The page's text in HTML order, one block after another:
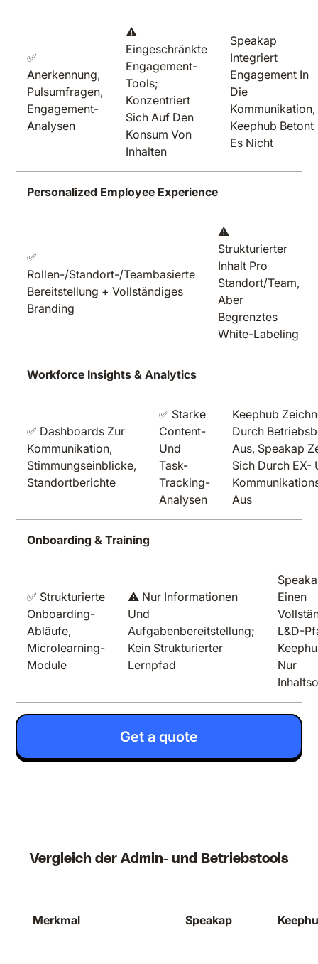
✅
Anerkennung,
Pulsumfragen,
Engagement-
Analysen
⚠️
Eingeschränkte
Engagement-
Tools;
Konzentriert
Sich Auf Den
Konsum Von
Inhalten
Speakap
Integriert
Engagement In
Die
Kommunikation,
Keephub Betont
Es Nicht
Personalized Employee Experience
✅
Rollen-/Standort-/Teambasierte
Bereitstellung + Vollständiges
Branding
⚠️
Strukturierter
Inhalt Pro
Standort/Team,
Aber
Begrenztes
White-Labeling
Workforce Insights & Analytics
✅ Dashboards Zur
Kommunikation,
Stimmungseinblicke,
Standortberichte
✅ Starke
Content-
Und
Task-
Tracking-
Analysen
Keephub
Durch
Aus, Speakap
Sich Durch EX-
Aus
Onboarding & Training
✅ Strukturierte
Onboarding-
Abläufe,
Microlearning-
Module
⚠️ Nur Informationen
Und
Aufgabenbereitstellung;
Kein Strukturierter
Lernpfad
Einen
L&D-
Nur
Get a quote
Vergleich der Admin- und Betriebstools
Merkmal Speakap